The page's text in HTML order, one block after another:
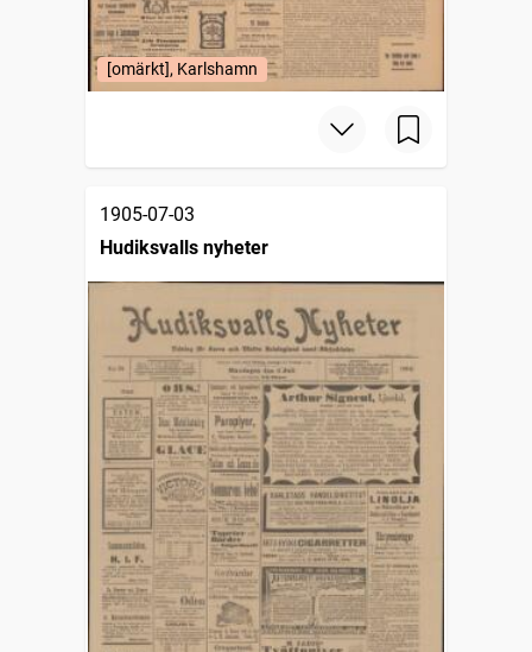
[omärkt], Karlshamn
1905-07-03
Hudiksvalls nyheter